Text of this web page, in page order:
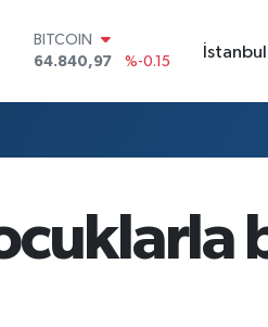
DOLAR
47,7436
%0.18
55,2510
%0.32
BİST100
13.779
%-14
BITCOIN
İstanbul